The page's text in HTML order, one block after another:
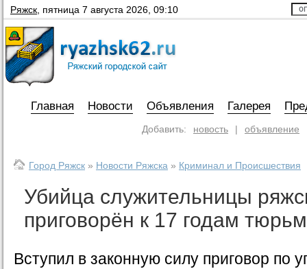
Ряжск пятница 7 августа 2026, 09:10
Главная Новости Объявления Галерея
Добавить: новость | объявление
Город Ряжск » Новости Ряжска » Криминал и Происшествия
Убийца служительницы
приговорён к 17 годам
Вступил в законную силу приговор по